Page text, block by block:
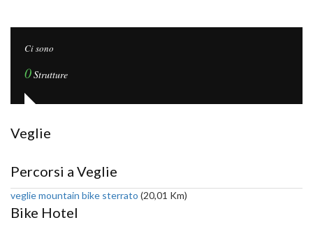
Ci sono
0Strutture
Veglie
Percorsi a Veglie
veglie mountain bike sterrato (20,01 Km)
Bike Hotel